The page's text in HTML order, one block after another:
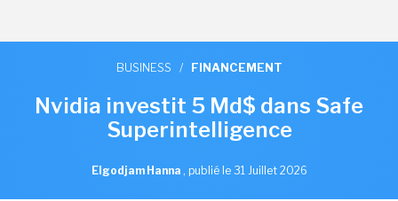
BUSINESS / FINANCEMENT
Nvidia investit 5 Md$ dans Safe
Superintelligence
Elgodjam Hanna , publié le 31 Juillet 2026